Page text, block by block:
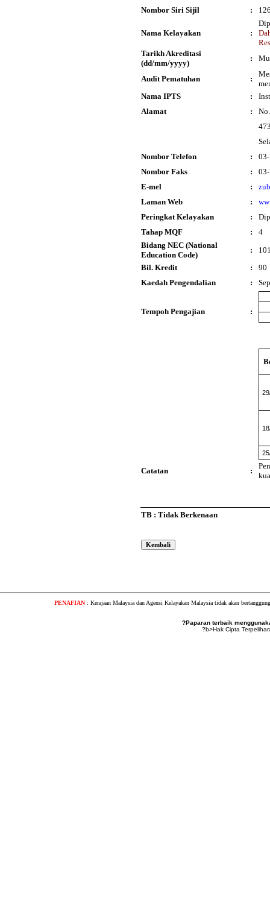
Nombor Siri Sijil
:
Nama Kelayakan :
Tarikh Akreditasi
(dd/mm/yyyy)
:
Audit Pematuhan :
Nama IPTS
:
Alamat
:
Nombor Telefon
:
Nombor Faks
:
E-mel
:
Laman Web
:
Peringkat Kelayakan
:
Tahap MQF
:
4
Bidang NEC (National
Education Code)
:
Bil. Kredit
:
90
Kaedah Pengendalian
:
Tempoh Pengajian :
Catatan :
TB : Tidak Berkenaan
PENAFIAN : Kerajaan Malaysia dan Agensi Kelayakan Malaysia tidak akan
?Paparan terbaik
?b>Hak Cipta